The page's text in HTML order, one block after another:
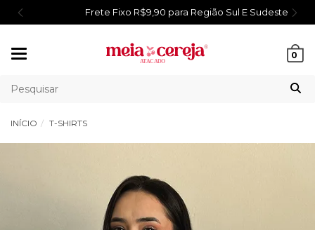
Frete Fixo R$9,90 para Região Sul E Sudeste
0
INÍCIO T-SHIRTS